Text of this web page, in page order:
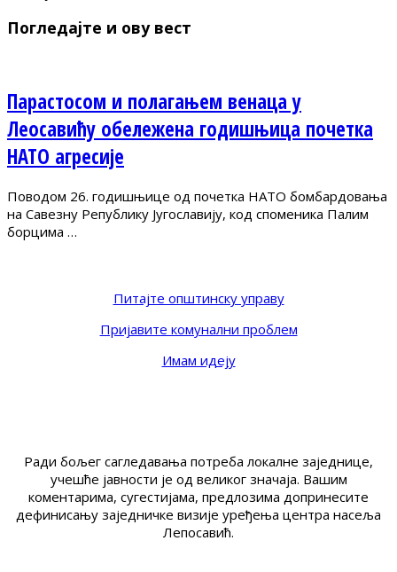
Погледајте и ову вест
Парастосом и полагањем венаца у
Леосавићу обележена годишњица почетка
НАТО агресије
Поводом 26. годишњице од почетка НАТО бомбардовања
на Савезну Републику Југославију, код споменика Палим
борцима …
Питајте општинску управу
Пријавите комунални проблем
Имам идеју
Ради бољег сагледавања потреба локалне заједнице,
учешће јавности је од великог значаја. Вашим
коментарима, сугестијама, предлозима допринесите
дефинисању заједничке визије уређења центра насеља
Лепосавић.